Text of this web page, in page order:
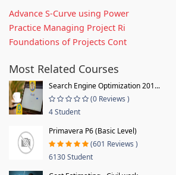
Advance S-Curve using Power
Practice Managing Project Ri
Foundations of Projects Cont
Most Related Courses
Search Engine Optimization 201...
(0 Reviews )
4 Student
Primavera P6 (Basic Level)
(601 Reviews )
6130 Student